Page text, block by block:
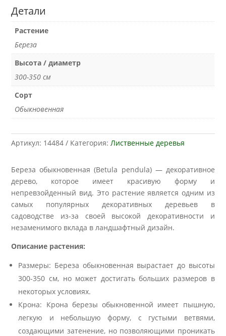
Детали
Растение
Береза
Высота / диаметр
300-350 см
Сорт
Обыкновенная
Артикул: 14484 Категория: Лиственные деревья
Береза обыкновенная (Betula pendula) — декоративное
дерево, которое имеет красивую форму и
непревзойденный вид. Это растение является одним из
самых популярных декоративных деревьев в
садоводстве из-за своей высокой декоративности и
незаменимого вклада в ландшафтный дизайн.
Описание растения:
Размеры: Береза обыкновенная вырастает до высоты
300-350 см, но может достигать больших размеров в
некоторых условиях.
Крона: Крона березы обыкновенной имеет пышную,
легкую и небольшую форму, с густыми ветвями,
создающими затенение, но позволяющими проникать